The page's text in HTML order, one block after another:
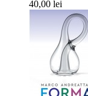
40,00 lei